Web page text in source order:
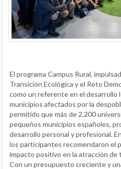
El programa Campus Rural,
Transición Ecológica y el Reto
como un referente en el desarrollo
municipios afectados por la
permitido que más de 2.200
pequeños municipios españoles,
desarrollo personal y profesional.
los participantes recomendaron el
impacto positivo en la atracción de
Con un presupuesto creciente y